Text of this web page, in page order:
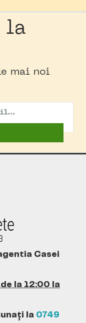
la
mai noi
Casei
la 12:00 la
la 0749